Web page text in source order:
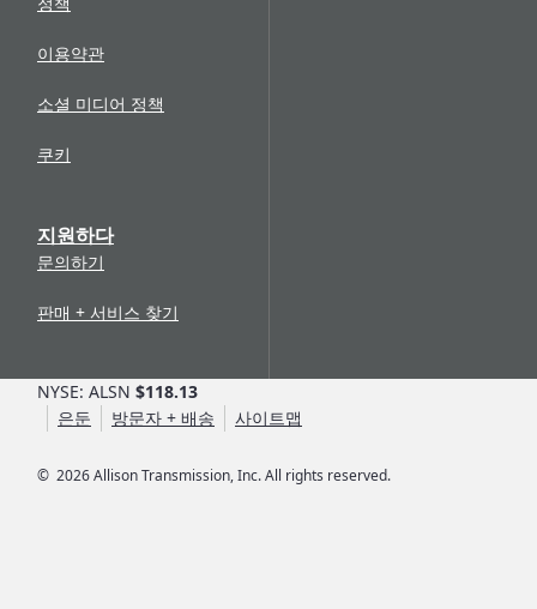
이용약관
소셜 미디어 정책
쿠키
지원하다
문의하기
판매 + 서비스 찾기
© 2026Allison Transmission, Inc. All rights reserved.
NYSE: ALSN $118.13
은둔
방문자 + 배송 사이트맵